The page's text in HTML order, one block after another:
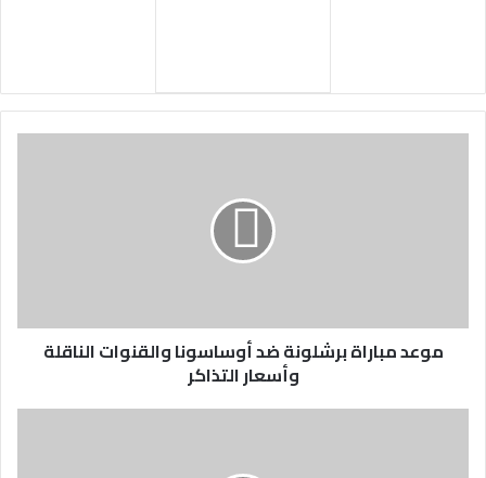
موعد مباراة برشلونة ضد أوساسونا والقنوات الناقلة
وأسعار التذاكر